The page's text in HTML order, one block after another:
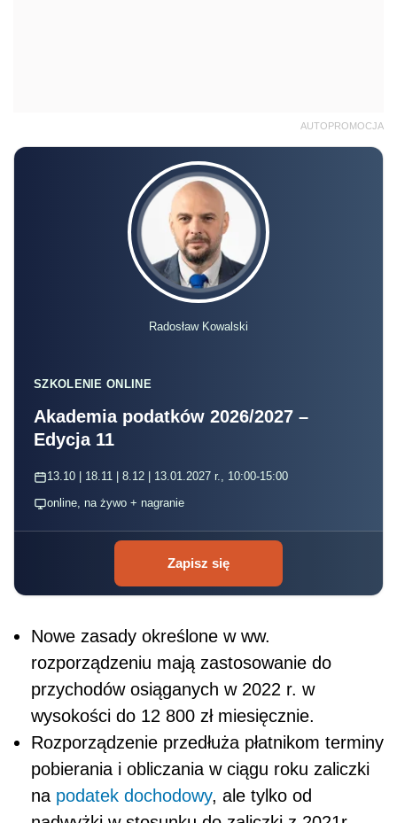
AUTOPROMOCJA
Radosław Kowalski
SZKOLENIE ONLINE
Akademia podatków 2026/2027 –
Edycja 11
13.10 | 18.11 | 8.12 | 13.01.2027 r., 10:00-15:00
online, na żywo + nagranie
Zapisz się
Nowe zasady określone w ww.
rozporządzeniu mają zastosowanie do
przychodów osiąganych w 2022 r. w
wysokości do 12 800 zł miesięcznie.
Rozporządzenie przedłuża płatnikom terminy
pobierania i obliczania w ciągu roku zaliczki
na podatek dochodowy, ale tylko od